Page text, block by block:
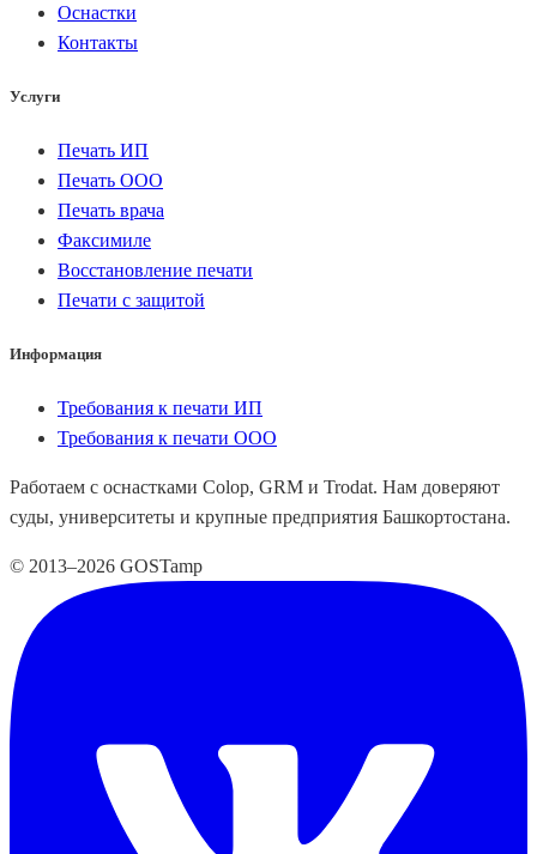
Оснастки
Контакты
Услуги
Печать ИП
Печать ООО
Печать врача
Факсимиле
Восстановление печати
Печати с защитой
Информация
Требования к печати ИП
Требования к печати ООО
Работаем с оснастками Colop, GRM и Trodat. Нам доверяют
суды, университеты и крупные предприятия Башкортостана.
© 2013–2026 GOSTamp